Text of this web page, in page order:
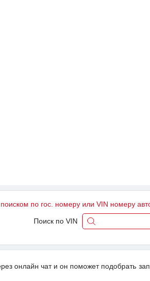
поиском по гос. номеру или VIN номеру
Поиск по VIN
онлайн чат и он поможет подобрать